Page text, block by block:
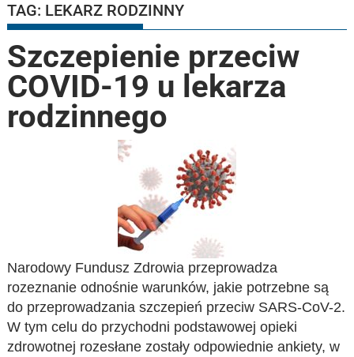
TAG: LEKARZ RODZINNY
Szczepienie przeciw
COVID-19 u lekarza
rodzinnego
Narodowy Fundusz Zdrowia przeprowadza
rozeznanie odnośnie warunków, jakie potrzebne są
do przeprowadzania szczepień przeciw SARS-CoV-2.
W tym celu do przychodni podstawowej opieki
zdrowotnej rozesłane zostały odpowiednie ankiety, w